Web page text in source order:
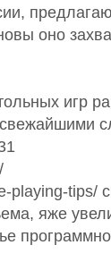
оно
игр
tips/
яже